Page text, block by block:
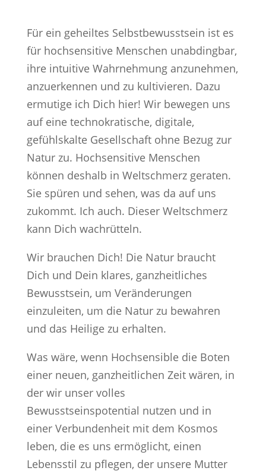
Für ein geheiltes Selbstbewusstsein ist es
für hochsensitive Menschen unabdingbar,
ihre intuitive Wahrnehmung anzunehmen,
anzuerkennen und zu kultivieren. Dazu
ermutige ich Dich hier! Wir bewegen uns
auf eine technokratische, digitale,
gefühlskalte Gesellschaft ohne Bezug zur
Natur zu. Hochsensitive Menschen
können deshalb in Weltschmerz geraten.
Sie spüren und sehen, was da auf uns
zukommt. Ich auch. Dieser Weltschmerz
kann Dich wachrütteln.
Wir brauchen Dich! Die Natur braucht
Dich und Dein klares, ganzheitliches
Bewusstsein, um Veränderungen
einzuleiten, um die Natur zu bewahren
und das Heilige zu erhalten.
Was wäre, wenn Hochsensible die Boten
einer neuen, ganzheitlichen Zeit wären, in
der wir unser volles
Bewusstseinspotential nutzen und in
einer Verbundenheit mit dem Kosmos
leben, die es uns ermöglicht, einen
Lebensstil zu pflegen, der unsere Mutter